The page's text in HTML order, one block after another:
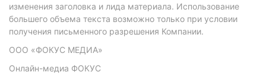
изменения заголовка и лида материала. Использование
большего объема текста возможно только при условии
получения письменного разрешения Компании.
ООО «ФОКУС МЕДИА»
Онлайн-медиа ФОКУС